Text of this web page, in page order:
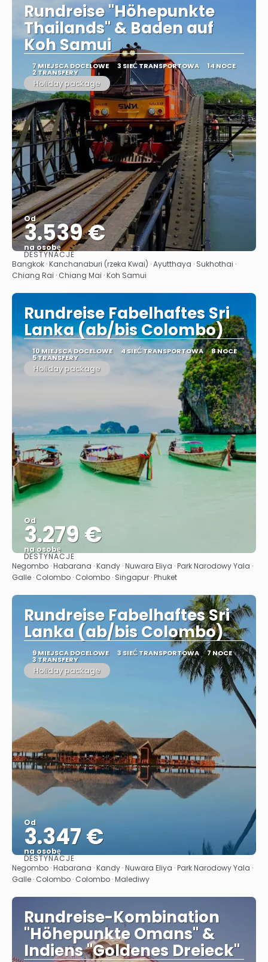
Rundreise "Höhepunkte
Thailands" & Baden auf
Koh Samui
7 MIEJSCA DOCELOWE 3 SIEĆ TRANSPORTOWA 14 NOCE
2 TRANSFERY
Holiday package
Od
3.539 €
na osobę
Zobacz
DESTYNACJE
Bangkok · Kanchanaburi (rzeka Kwai) · Ayutthaya · Sukhothai ·
Chiang Rai · Chiang Mai · Koh Samui
Rundreise Fabelhaftes Sri
Lanka (ab/bis Colombo)
10 MIEJSCA DOCELOWE 4 SIEĆ TRANSPORTOWA 8 NOCE
5 TRANSFERY
Holiday package
Od
3.279 €
na osobę
Zobacz
DESTYNACJE
Negombo · Habarana · Kandy · Nuwara Eliya · Park Narodowy Yala ·
Galle · Colombo · Colombo · Singapur · Phuket
Rundreise Fabelhaftes Sri
Lanka (ab/bis Colombo)
9 MIEJSCA DOCELOWE 3 SIEĆ TRANSPORTOWA 7 NOCE
3 TRANSFERY
Holiday package
Od
3.347 €
na osobę
Zobacz
DESTYNACJE
Negombo · Habarana · Kandy · Nuwara Eliya · Park Narodowy Yala ·
Galle · Colombo · Colombo · Malediwy
Rundreise-Kombination
"Höhepunkte Omans" &
Indiens "Goldenes Dreieck"